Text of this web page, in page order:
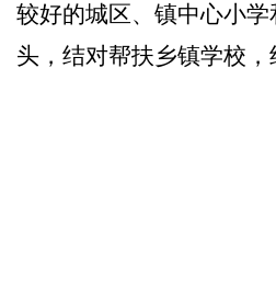
较好的城区、镇中心小
头，结对帮扶乡镇学校，